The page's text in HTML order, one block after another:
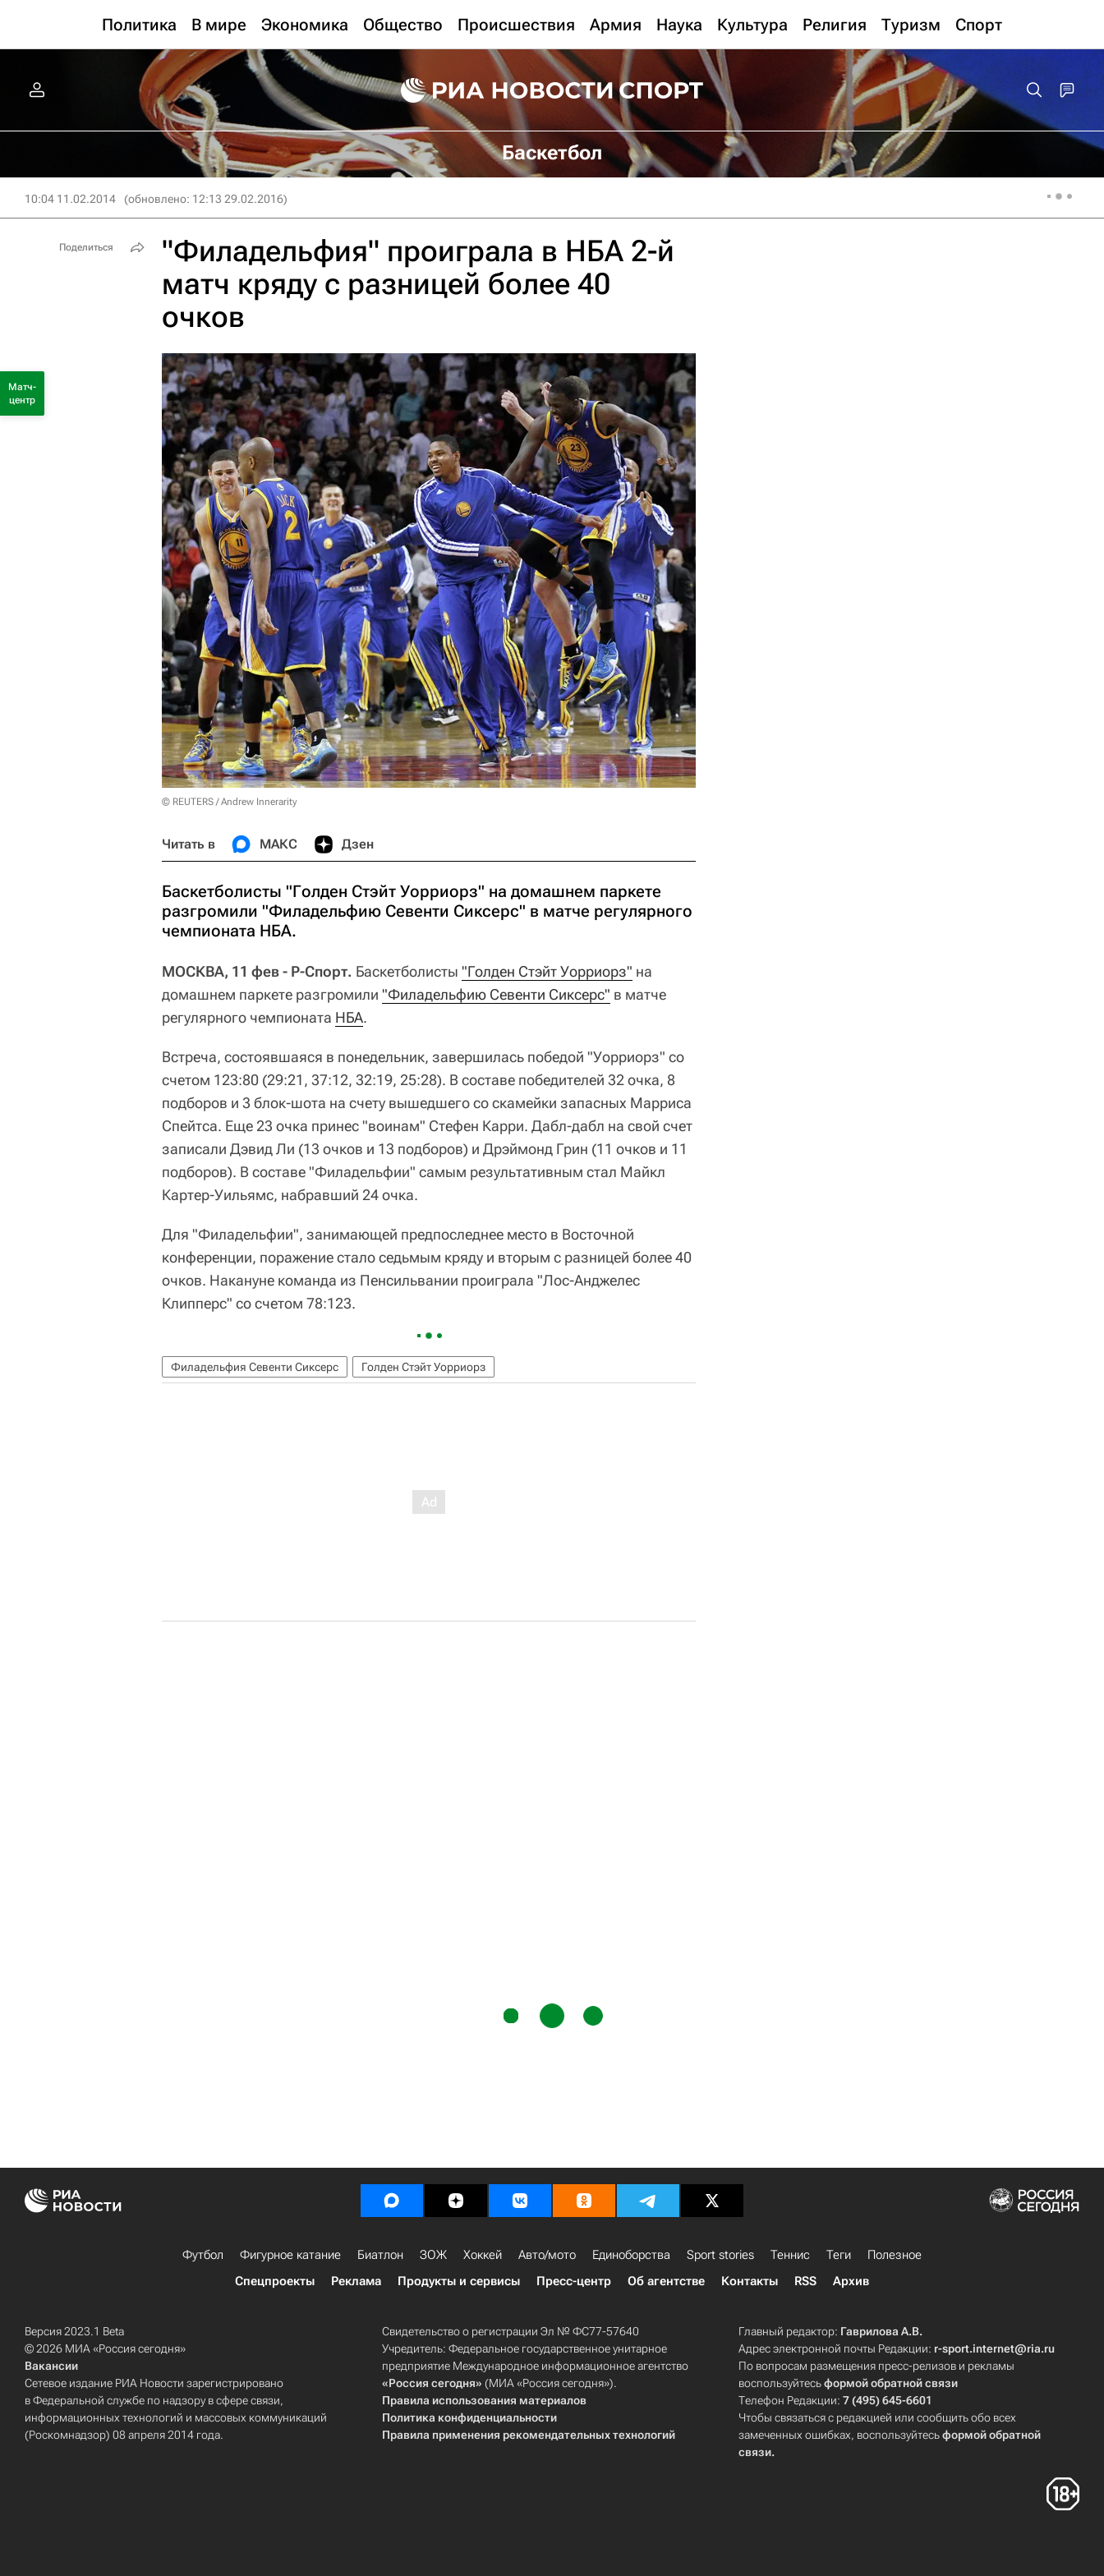
Политика В мире Экономика Общество Происшествия Армия Наука Культура Религия Туризм Спорт
Баскетбол
10:04 11.02.2014 (обновлено: 12:13 29.02.2016)
"Филадельфия" проиграла в НБА 2-й
матч кряду с разницей более 40
очков
© REUTERS / Andrew Innerarity
Читать в МАКС Дзен
Баскетболисты "Голден Стэйт Уорриорз" на домашнем паркете
разгромили "Филадельфию Севенти Сиксерс" в матче регулярного
чемпионата НБА.
МОСКВА, 11 фев - Р-Спорт. Баскетболисты "Голден Стэйт Уорриорз" на
домашнем паркете разгромили "Филадельфию Севенти Сиксерс" в матче
регулярного чемпионата НБА.
Встреча, состоявшаяся в понедельник, завершилась победой "Уорриорз" со
счетом 123:80 (29:21, 37:12, 32:19, 25:28). В составе победителей 32 очка, 8
подборов и 3 блок-шота на счету вышедшего со скамейки запасных Марриса
Спейтса. Еще 23 очка принес "воинам" Стефен Карри. Дабл-дабл на свой счет
записали Дэвид Ли (13 очков и 13 подборов) и Дрэймонд Грин (11 очков и 11
подборов). В составе "Филадельфии" самым результативным стал Майкл
Картер-Уильямс, набравший 24 очка.
Для "Филадельфии", занимающей предпоследнее место в Восточной
конференции, поражение стало седьмым кряду и вторым с разницей более 40
очков. Накануне команда из Пенсильвании проиграла "Лос-Анджелес
Клипперс" со счетом 78:123.
Филадельфия Севенти Сиксерс Голден Стэйт Уорриорз
Поделиться
Матч-
центр
Футбол Фигурное катание Биатлон ЗОЖ Хоккей Авто/мото Единоборства Sport stories Теннис Теги
Полезное
Спецпроекты
Реклама Продукты и сервисы Пресс-центр Об агентстве Контакты RSS Архив
Версия 2023.1 Beta
© 2026 МИА «Россия сегодня»
Вакансии
Сетевое издание РИА Новости зарегистрировано
в Федеральной службе по надзору в сфере связи,
информационных технологий и массовых коммуникаций
(Роскомнадзор) 08 апреля 2014 года.
Свидетельство о регистрации Эл № ФС77-57640
Учредитель: Федеральное государственное унитарное
предприятие Международное информационное агентство
«Россия сегодня» (МИА «Россия сегодня»).
Правила использования материалов
Политика конфиденциальности
Правила применения рекомендательных технологий
Главный редактор: Гаврилова А.В.
Адрес электронной почты Редакции: r-sport.internet@ria.ru
По вопросам размещения пресс-релизов и рекламы
воспользуйтесьформой обратной связи
Телефон Редакции:7 (495) 645-6601
Чтобы связаться с редакцией или сообщить обо всех
замеченных ошибках, воспользуйтесьформой обратной
связи.